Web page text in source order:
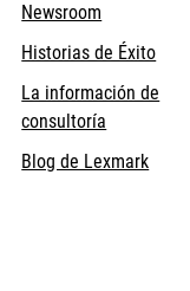
abre
Newsroom
Historias de Éxito
La información de
consultoría
Blog de Lexmark